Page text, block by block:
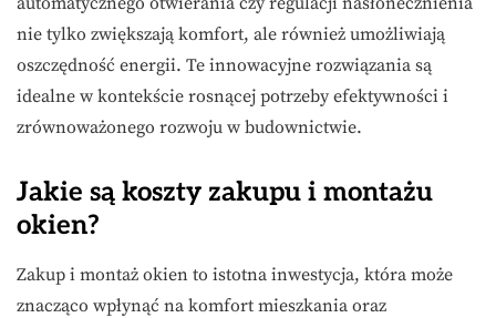
nie tylko zwiększają komfort, ale również umożliwiają
oszczędność energii. Te innowacyjne rozwiązania są
idealne w kontekście rosnącej potrzeby efektywności i
zrównoważonego rozwoju w budownictwie.
Jakie są koszty zakupu i montażu
okien?
Zakup i montaż okien to istotna inwestycja, która może
znacząco wpłynąć na komfort mieszkania oraz